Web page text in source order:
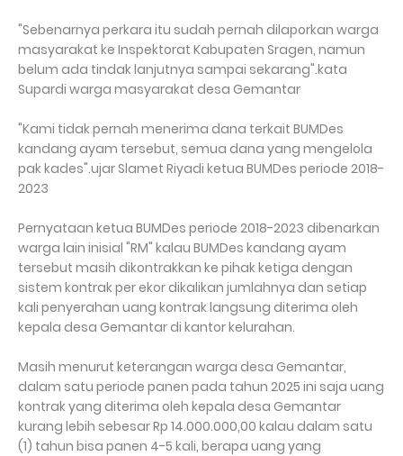
"Sebenarnya perkara itu sudah pernah dilaporkan warga
masyarakat ke Inspektorat Kabupaten Sragen, namun
belum ada tindak lanjutnya sampai sekarang".kata
Supardi warga masyarakat desa Gemantar
"Kami tidak pernah menerima dana terkait BUMDes
kandang ayam tersebut, semua dana yang mengelola
pak kades".ujar Slamet Riyadi ketua BUMDes periode 2018-
2023
Pernyataan ketua BUMDes periode 2018-2023 dibenarkan
warga lain inisial "RM" kalau BUMDes kandang ayam
tersebut masih dikontrakkan ke pihak ketiga dengan
sistem kontrak per ekor dikalikan jumlahnya dan setiap
kali penyerahan uang kontrak langsung diterima oleh
kepala desa Gemantar di kantor kelurahan.
Masih menurut keterangan warga desa Gemantar,
dalam satu periode panen pada tahun 2025 ini saja uang
kontrak yang diterima oleh kepala desa Gemantar
kurang lebih sebesar Rp 14.000.000,00 kalau dalam satu
(1) tahun bisa panen 4-5 kali, berapa uang yang